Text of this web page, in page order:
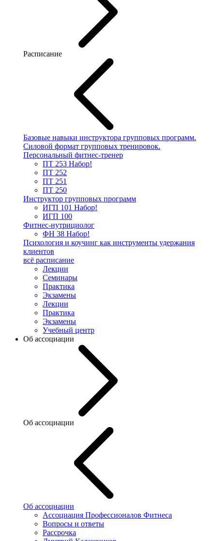
Расписание
Базовые навыки инструктора групповых программ.
Силовой формат групповых тренировок.
Персональный фитнес-тренер
ПТ 253 Набор!
ПТ 252
ПТ 251
ПТ 250
Инструктор групповых программ
ИГП 101 Набор!
ИГП 100
Фитнес-нутрициолог
ФН 38 Набор!
Психология и коучинг как инструменты удержания
клиентов
всё расписание
Лекции
Семинары
Практика
Экзамены
Лекции
Практика
Экзамены
Учебный центр
Об ассоциации
Об ассоциации
Об ассоциации
Ассоциация Профессионалов Фитнеса
Вопросы и ответы
Рассрочка